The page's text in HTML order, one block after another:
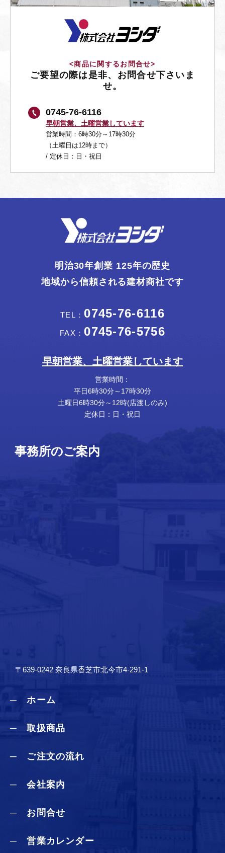
<商品に関するお問合せ>
ご要望の際は是非、お問合せ下さいま
せ。
0745-76-6116
早朝営業、土曜営業しています
営業時間：6時30分～17時30分
（土曜日は12時まで）
/ 定休日：日・祝日
明治30年創業 125年の歴史
地域から信頼される建材商社です
TEL： 0745-76-6116
FAX： 0745-76-5756
早朝営業、土曜営業しています
営業時間：
平日6時30分～17時30分
土曜日6時30分～12時(店渡しのみ)
定休日：日・祝日
事務所のご案内
〒639-0242 奈良県香芝市北今市4-291-1
─ ホーム
─ 取扱商品
─ ご注文の流れ
─ 会社案内
─ お問合せ
─ 営業カレンダー